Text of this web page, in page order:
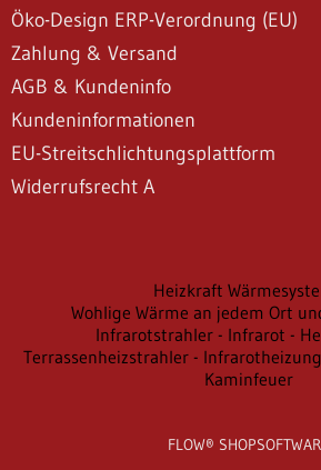
Öko-Design ERP-Verordnung (EU)
Zahlung & Versand
AGB & Kundeninfo
Kundeninformationen
EU-Streitschlichtungsplattform
Widerrufsrecht A
Heizkraft
Wohlige Wärme an jedem Ort
Infrarotstrahler - Infrarot -
Terrassenheizstrahler -
Kaminfeuer
FLOW®